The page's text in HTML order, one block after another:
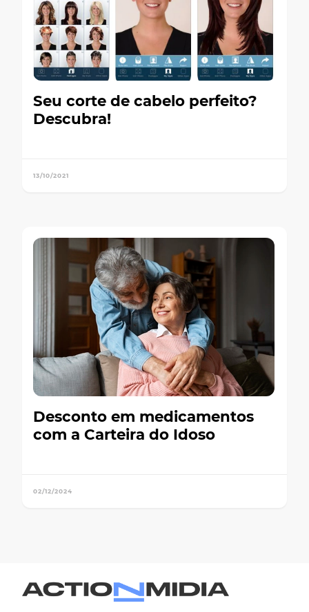
Seu corte de cabelo perfeito?
Descubra!
13/10/2021
Desconto em medicamentos
com a Carteira do Idoso
02/12/2024